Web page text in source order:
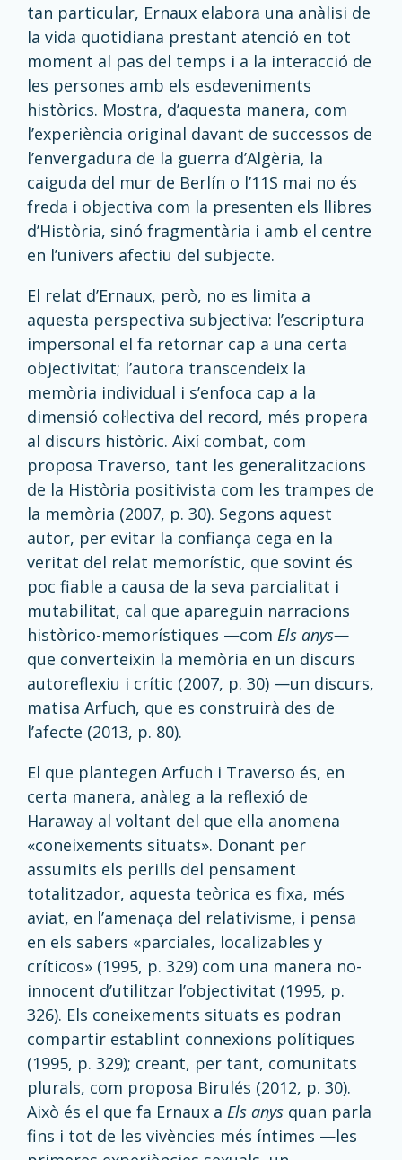
tan particular, Ernaux elabora una anàlisi de
la vida quotidiana prestant atenció en tot
moment al pas del temps i a la interacció de
les persones amb els esdeveniments
històrics. Mostra, d’aquesta manera, com
l’experiència original davant de successos de
l’envergadura de la guerra d’Algèria, la
caiguda del mur de Berlín o l’11S mai no és
freda i objectiva com la presenten els llibres
d’Història, sinó fragmentària i amb el centre
en l’univers afectiu del subjecte.
El relat d’Ernaux, però, no es limita a
aquesta perspectiva subjectiva: l’escriptura
impersonal el fa retornar cap a una certa
objectivitat; l’autora transcendeix la
memòria individual i s’enfoca cap a la
dimensió col·lectiva del record, més propera
al discurs històric. Així combat, com
proposa Traverso, tant les generalitzacions
de la Història positivista com les trampes de
la memòria (2007, p. 30). Segons aquest
autor, per evitar la confiança cega en la
veritat del relat memorístic, que sovint és
poc fiable a causa de la seva parcialitat i
mutabilitat, cal que apareguin narracions
històrico-memorístiques —com Els anys—
que converteixin la memòria en un discurs
autoreflexiu i crític (2007, p. 30) —un discurs,
matisa Arfuch, que es construirà des de
l’afecte (2013, p. 80).
El que plantegen Arfuch i Traverso és, en
certa manera, anàleg a la reflexió de
Haraway al voltant del que ella anomena
«coneixements situats». Donant per
assumits els perills del pensament
totalitzador, aquesta teòrica es fixa, més
aviat, en l’amenaça del relativisme, i pensa
en els sabers «parciales, localizables y
críticos» (1995, p. 329) com una manera no-
innocent d’utilitzar l’objectivitat (1995, p.
326). Els coneixements situats es podran
compartir establint connexions polítiques
(1995, p. 329); creant, per tant, comunitats
plurals, com proposa Birulés (2012, p. 30).
Això és el que fa Ernaux a Els anys quan parla
fins i tot de les vivències més íntimes —les